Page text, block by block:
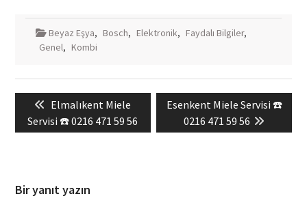
Beyaz Eşya, Bosch, Elektronik, Faydalı Bilgiler,
Genel, Kombi
gezinmesi
Previous
post:
Elmalıkent Miele
Servisi ☎️ 0216 471 59 56
Next
post:
Esenkent Miele Servisi ☎️
0216 471 59 56
Bir yanıt yazın